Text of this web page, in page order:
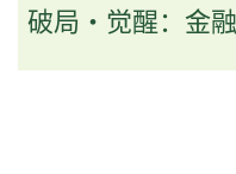
逻辑×算法：重塑
逻辑×算法：重塑资产配
破局・觉醒：金